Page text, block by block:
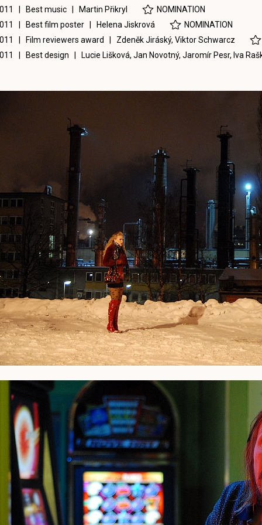
| Best music | Martin Přikryl
NOMINATION
| Best film poster |
Helena Jiskrová
NOMINATION
| Film reviewers award | Zdeněk Jiráský, Viktor Schwarcz
| Best design |
Lucie Lišková, Jan Novotný, Jaromír Pesr, Iva